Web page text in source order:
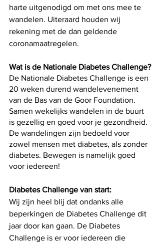
harte uitgenodigd om met ons mee te
wandelen. Uiteraard houden wij
rekening met de dan geldende
coronamaatregelen.
Wat is de Nationale Diabetes Challenge?
De Nationale Diabetes Challenge is een
20 weken durend wandelevenement
van de Bas van de Goor Foundation.
Samen wekelijks wandelen in de buurt
is gezellig en goed voor je gezondheid.
De wandelingen zijn bedoeld voor
zowel mensen met diabetes, als zonder
diabetes. Bewegen is namelijk goed
voor iedereen!
Diabetes Challenge van start:
Wij zijn heel blij dat ondanks alle
beperkingen de Diabetes Challenge dit
jaar door kan gaan. De Diabetes
Challenge is er voor iedereen die